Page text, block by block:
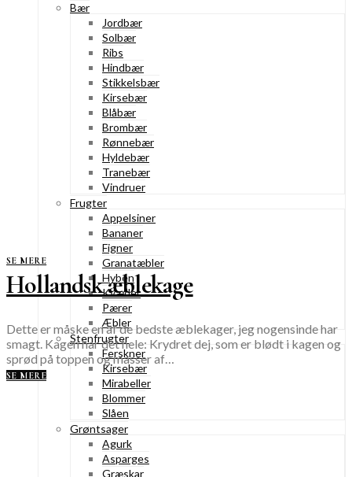
Bær
Jordbær
Solbær
Ribs
Hindbær
Stikkelsbær
Kirsebær
Blåbær
Brombær
Rønnebær
Hyldebær
Tranebær
Vindruer
Frugter
Appelsiner
Bananer
Figner
Granatæbler
Hyben
Kvæder
Pærer
Æbler
Stenfrugter
Ferskner
Kirsebær
Mirabeller
Blommer
Slåen
Grøntsager
Agurk
Asparges
Græskar
SE MERE
Hollandsk æblekage
Dette er måske en af de bedste æblekager, jeg nogensinde har
smagt. Kagen har det hele: Krydret dej, som er blødt i kagen og
sprød på toppen og masser af…
SE MERE